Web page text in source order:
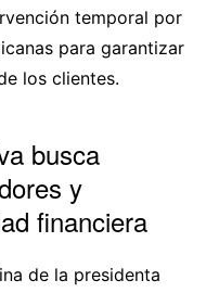
temporal por
para garantizar
los clientes.
busca
y
financiera
de la presidenta